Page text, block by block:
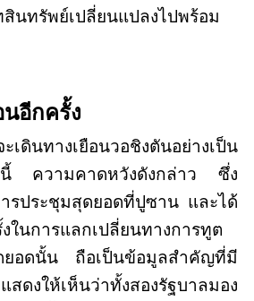
สินทรัพย์เปลี่ยนแปลงไปพร้อม
นอีกครั้ง
ดินทางเยือนวอชิงตันอย่างเป็น
นี้ ความคาดหวังดังกล่าว ซึ่ง
รประชุมสุดยอดที่ปูซาน และได้
ในการแลกเปลี่ยนทางการทูต
ยอดนั้น ถือเป็นข้อมูลสำคัญที่มี
ให้เห็นว่าทั้งสองรัฐบาลมอง